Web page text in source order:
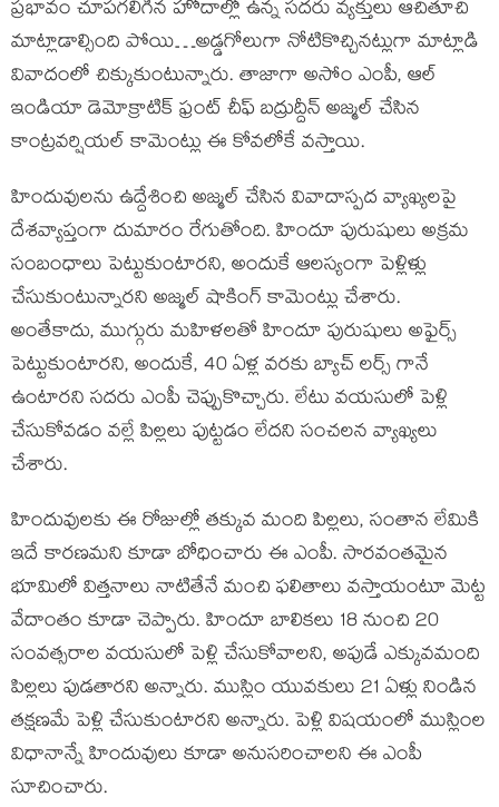
ప్రభావం చూపగలిగిన హోదాల్లో ఉన్న సదరు వ్యక్తులు ఆచితూచి
మాట్లాడాల్సింది పోయి…అడ్డగోలుగా నోటికొచ్చినట్లుగా మాట్లాడి
వివాదంలో చిక్కుకుంటున్నారు. తాజాగా అసోం ఎంపీ, ఆల్
ఇండియా డెమోక్రాటిక్ ఫ్రంట్ చీఫ్ బద్రుద్దీన్ అజ్మల్ చేసిన
కాంట్రవర్షియల్ కామెంట్లు ఈ కోవలోకే వస్తాయి.
హిందువులను ఉద్దేశించి అజ్మల్ చేసిన వివాదాస్పద వ్యాఖ్యలపై
దేశవ్యాప్తంగా దుమారం రేగుతోంది. హిందూ పురుషులు అక్రమ
సంబంధాలు పెట్టుకుంటారని, అందుకే ఆలస్యంగా పెళ్లిళ్లు
చేసుకుంటున్నారని అజ్మల్ షాకింగ్ కామెంట్లు చేశారు.
అంతేకాదు, ముగ్గురు మహిళలతో హిందూ పురుషులు అఫైర్స్
పెట్టుకుంటారని, అందుకే, 40 ఏళ్ల వరకు బ్యాచ్ లర్స్ గానే
ఉంటారని సదరు ఎంపీ చెప్పుకొచ్చారు. లేటు వయసులో పెళ్లి
చేసుకోవడం వల్లే పిల్లలు పుట్టడం లేదని సంచలన వ్యాఖ్యలు
చేశారు.
హిందువులకు ఈ రోజుల్లో తక్కువ మంది పిల్లలు, సంతాన లేమికి
ఇదే కారణమని కూడా బోధించారు ఈ ఎంపీ. సారవంతమైన
భూమిలో విత్తనాలు నాటితేనే మంచి ఫలితాలు వస్తాయంటూ మెట్ట
వేదాంతం కూడా చెప్పారు. హిందూ బాలికలు 18 నుంచి 20
సంవత్సరాల వయసులో పెళ్లి చేసుకోవాలని, అపుడే ఎక్కువమంది
పిల్లలు పుడతారని అన్నారు. ముస్లిం యువకులు 21 ఏళ్లు నిండిన
తక్షణమే పెళ్లి చేసుకుంటారని అన్నారు. పెళ్లి విషయంలో ముస్లింల
విధానాన్నే హిందువులు కూడా అనుసరించాలని ఈ ఎంపీ
సూచించారు.